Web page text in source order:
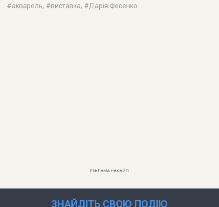
#акварель, #виставка, #Дарія Фесенко
РЕКЛАМА НА САЙТІ
ЗНАЙДІТЬ СВОЮ ПОДІЮ